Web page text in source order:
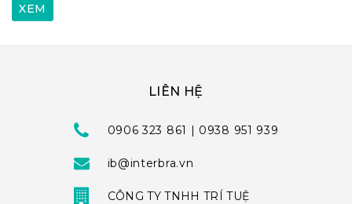
LIÊN HỆ
0906 323 861 | 0938 951 939
ib@interbra.vn
CÔNG TY TNHH TRÍ TUỆ